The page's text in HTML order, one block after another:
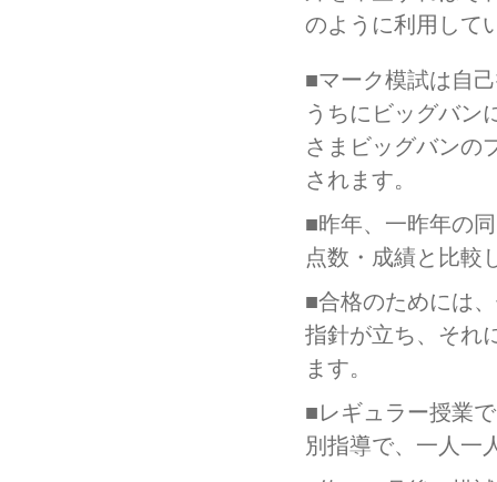
のように利用して
■マーク模試は自
うちにビッグバン
さまビッグバンの
されます。
■昨年、一昨年の
点数・成績と比較
■合格のためには
指針が立ち、それ
ます。
■レギュラー授業
別指導で、一人一